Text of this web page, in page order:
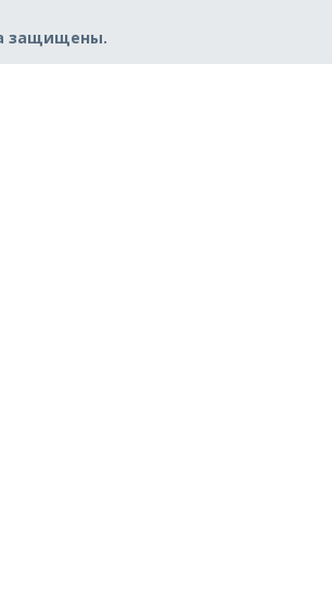
защищены.